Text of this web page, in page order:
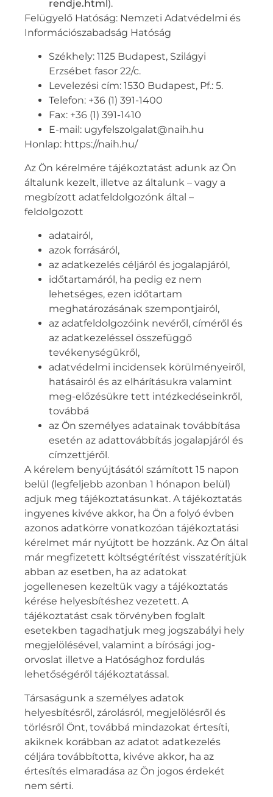
rendje.html ).
Felügyelő Hatóság: Nemzeti Adatvédelmi és
Információszabadság Hatóság
Székhely: 1125 Budapest, Szilágyi
Erzsébet fasor 22/c.
Levelezési cím: 1530 Budapest, Pf.: 5.
Telefon: +36 (1) 391-1400
Fax: +36 (1) 391-1410
E-mail: ugyfelszolgalat@naih.hu
Honlap: https://naih.hu/
Az Ön kérelmére tájékoztatást adunk az Ön
általunk kezelt, illetve az általunk – vagy a
megbízott adatfeldolgozónk által –
feldolgozott
adatairól,
azok forrásáról,
az adatkezelés céljáról és jogalapjáról,
időtartamáról, ha pedig ez nem
lehetséges, ezen időtartam
meghatározásának szempontjairól,
az adatfeldolgozóink nevéről, címéről és
az adatkezeléssel összefüggő
tevékenységükről,
adatvédelmi incidensek körülményeiről,
hatásairól és az elhárításukra valamint
meg-előzésükre tett intézkedéseinkről,
továbbá
az Ön személyes adatainak továbbítása
esetén az adattovábbítás jogalapjáról és
címzettjéről.
A kérelem benyújtásától számított 15 napon
belül (legfeljebb azonban 1 hónapon belül)
adjuk meg tájékoztatásunkat. A tájékoztatás
ingyenes kivéve akkor, ha Ön a folyó évben
azonos adatkörre vonatkozóan tájékoztatási
kérelmet már nyújtott be hozzánk. Az Ön által
már megfizetett költségtérítést visszatérítjük
abban az esetben, ha az adatokat
jogellenesen kezeltük vagy a tájékoztatás
kérése helyesbítéshez vezetett. A
tájékoztatást csak törvényben foglalt
esetekben tagadhatjuk meg jogszabályi hely
megjelölésével, valamint a bírósági jog-
orvoslat illetve a Hatósághoz fordulás
lehetőségéről tájékoztatással.
Társaságunk a személyes adatok
helyesbítésről, zárolásról, megjelölésről és
törlésről Önt, továbbá mindazokat értesíti,
akiknek korábban az adatot adatkezelés
céljára továbbította, kivéve akkor, ha az
értesítés elmaradása az Ön jogos érdekét
nem sérti.